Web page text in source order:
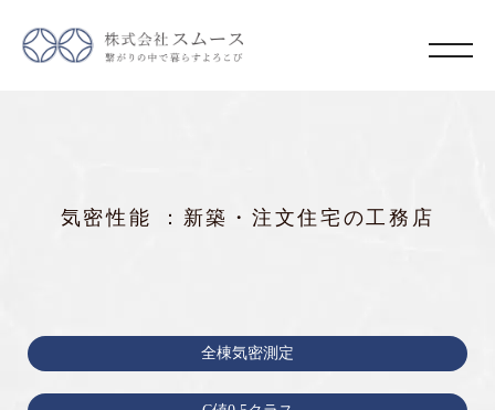
気密性能 ：新築・注文住宅の工務店
全棟気密測定